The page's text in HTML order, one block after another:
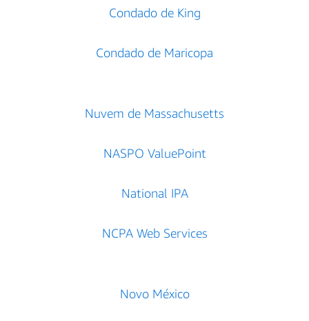
Condado de King
Condado de Maricopa
Nuvem de Massachusetts
NASPO ValuePoint
National IPA
NCPA Web Services
Novo México